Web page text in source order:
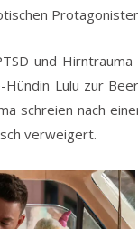
und
Lulu zur
schreien nach
verweigert.